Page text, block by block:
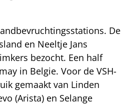
De
en Neeltje Jans
bezocht. Een half
in Belgie. Voor de VSH-
gemaakt van Linden
(Arista) en Selange